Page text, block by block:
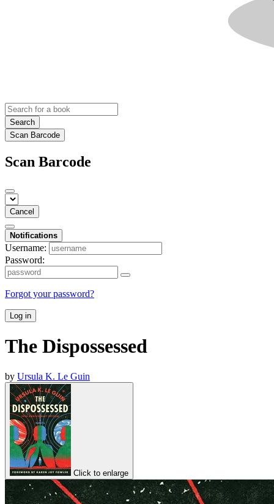
Search
Scan Barcode
Scan Barcode
Cancel
Notifications
Username:
Password:
Forgot your password?
Log in
The Dispossessed
by Ursula K. Le Guin
Click to enlarge